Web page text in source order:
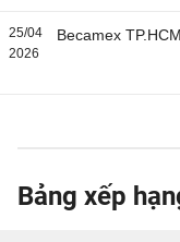
25/04
2026
Becamex TP.HCM
Bảng xếp